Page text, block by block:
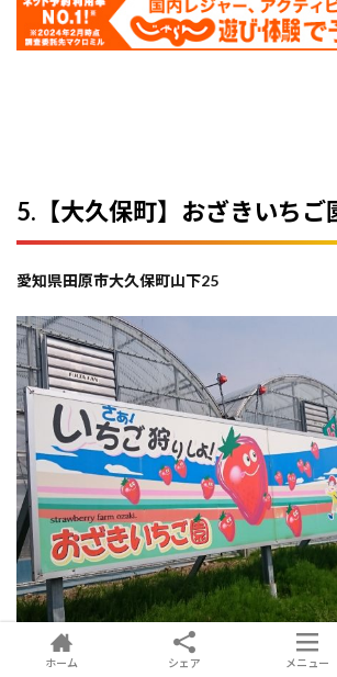
5.【大久保町】おざきいちご
愛知県田原市大久保町山下25
ホーム シェア メニュー